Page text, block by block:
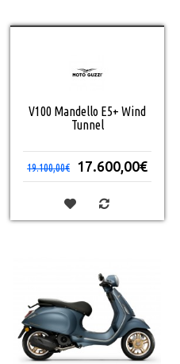
V100 Mandello E5+ Wind
Tunnel
19.100,00€ 17.600,00€